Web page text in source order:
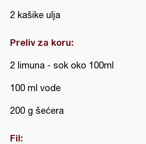
2 kašike ulja
Preliv za koru:
2 limuna - sok oko 100ml
100 ml vode
200 g šećera
Fil: